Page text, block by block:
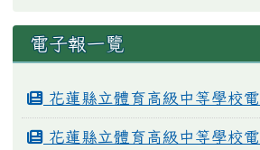
電子報一覽
花蓮縣立體育高級中等學校
花蓮縣立體育高級中等學校